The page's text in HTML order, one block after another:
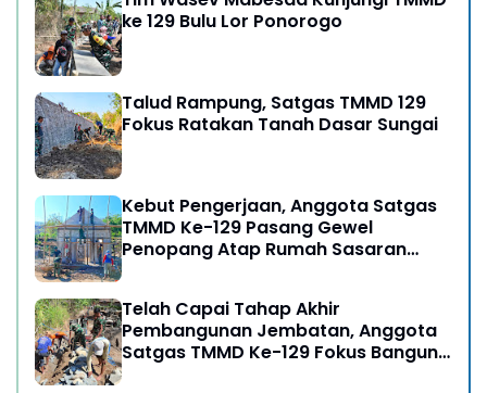
ke 129 Bulu Lor Ponorogo
Talud Rampung, Satgas TMMD 129
Fokus Ratakan Tanah Dasar Sungai
Kebut Pengerjaan, Anggota Satgas
TMMD Ke-129 Pasang Gewel
Penopang Atap Rumah Sasaran
Telah Capai Tahap Akhir
Pembangunan Jembatan, Anggota
Satgas TMMD Ke-129 Fokus Bangun